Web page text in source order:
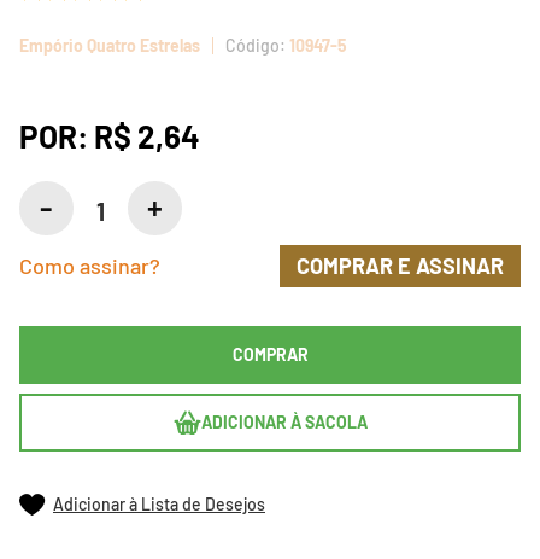
Empório Quatro Estrelas 10947-5
POR: R$ 2,64
COMPRAR
ADICIONAR À SACOLA
Como assinar? COMPRAR E ASSINAR
Adicionar à Lista de Desejos